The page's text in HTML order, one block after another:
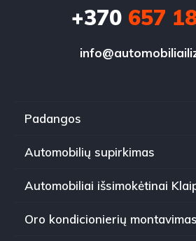
+370 657
Padangos
Automobilių supirkimas
Automobiliai išsimokėtinai
Oro kondicionierių